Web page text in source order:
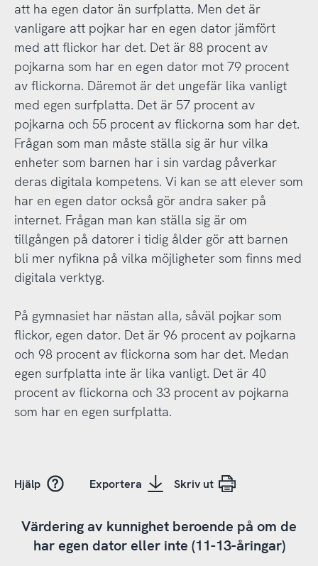
att ha egen dator än surfplatta. Men det är
vanligare att pojkar har en egen dator jämfört
med att flickor har det. Det är 88 procent av
pojkarna som har en egen dator mot 79 procent
av flickorna. Däremot är det ungefär lika vanligt
med egen surfplatta. Det är 57 procent av
pojkarna och 55 procent av flickorna som har det.
Frågan som man måste ställa sig är hur vilka
enheter som barnen har i sin vardag påverkar
deras digitala kompetens. Vi kan se att elever som
har en egen dator också gör andra saker på
internet. Frågan man kan ställa sig är om
tillgången på datorer i tidig ålder gör att barnen
bli mer nyfikna på vilka möjligheter som finns med
digitala verktyg.
På gymnasiet har nästan alla, såväl pojkar som
flickor, egen dator. Det är 96 procent av pojkarna
och 98 procent av flickorna som har det. Medan
egen surfplatta inte är lika vanligt. Det är 40
procent av flickorna och 33 procent av pojkarna
som har en egen surfplatta.
Hjälp Exportera Skriv ut
Värdering av kunnighet beroende på om de
har egen dator eller inte (11-13-åringar)